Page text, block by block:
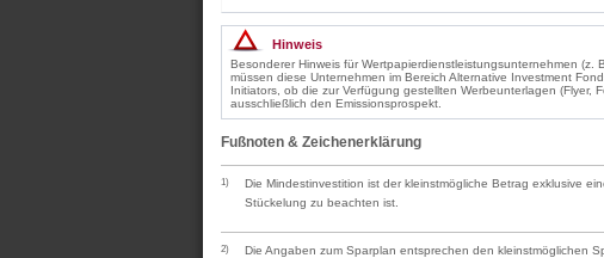
Hinweis
Besonderer Hinweis für Wertpapierdienstleistungsunternehmen
müssen diese Unternehmen im Bereich Alternative Investment
Initiators, ob die zur Verfügung gestellten Werbeunterlagen (Flyer,
ausschließlich den Emissionsprospekt.
Fußnoten & Zeichenerklärung
1)
Die Mindestinvestition ist der kleinstmögliche Betrag exklusive
Stückelung zu beachten ist.
2)
Die Angaben zum Sparplan entsprechen den kleinstmöglichen